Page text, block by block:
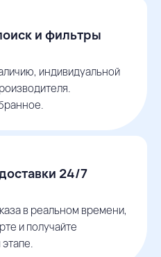
и фильтры
индивидуальной
24/7
в реальном времени,
и получайте